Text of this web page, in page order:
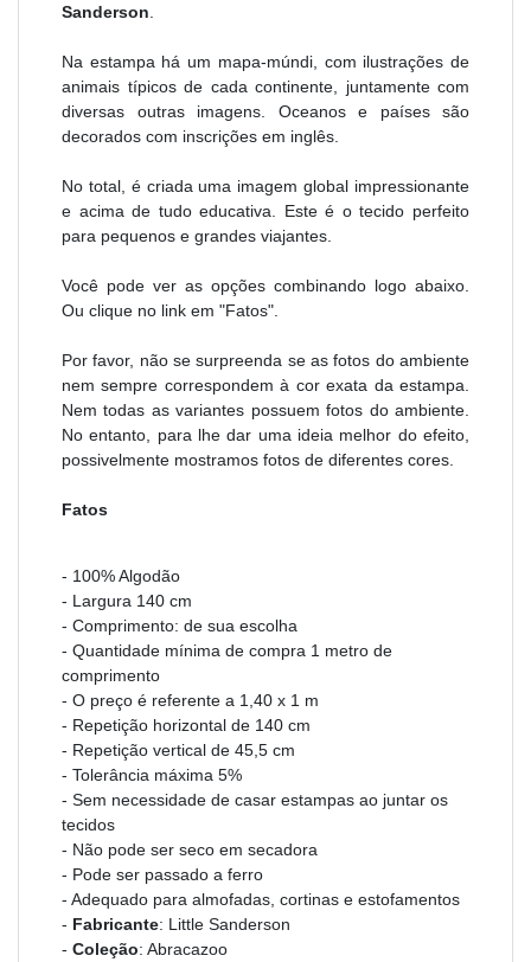
Sanderson
Na estampa há um mapa-múndi, com ilustrações de
animais típicos de cada continente, juntamente com
diversas outras imagens. Oceanos e países são
decorados com inscrições em inglês.
No total, é criada uma imagem global impressionante
e acima de tudo educativa. Este é o tecido perfeito
para pequenos e grandes viajantes.
Você pode ver as opções combinando logo abaixo.
Ou clique no link em "Fatos".
Por favor, não se surpreenda se as fotos do ambiente
nem sempre correspondem à cor exata da estampa.
Nem todas as variantes possuem fotos do ambiente.
No entanto, para lhe dar uma ideia melhor do efeito,
possivelmente mostramos fotos de diferentes cores.
Fatos
- 100% Algodão
- Largura 140 cm
- Comprimento: de sua escolha
- Quantidade mínima de compra 1 metro de
comprimento
- O preço é referente a 1,40 x 1 m
- Repetição horizontal de 140 cm
- Repetição vertical de 45,5 cm
- Tolerância máxima 5%
- Sem necessidade de casar estampas ao juntar os
tecidos
- Não pode ser seco em secadora
- Pode ser passado a ferro
- Adequado para almofadas, cortinas e estofamentos
- Fabricante: Little Sanderson
- Coleção: Abracazoo